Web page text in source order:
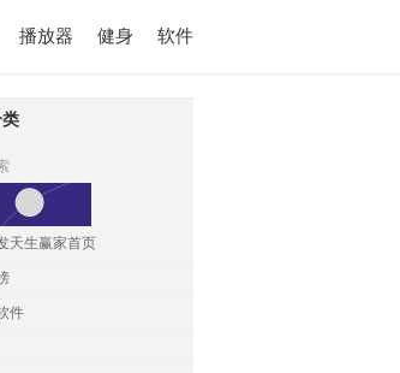
软件
健身
播放器
天生赢家首页
件